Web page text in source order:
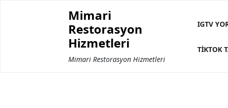
Mimari
Restorasyon
Hizmetleri
Mimari Restorasyon Hizmetleri
IGTV
TIKTOK